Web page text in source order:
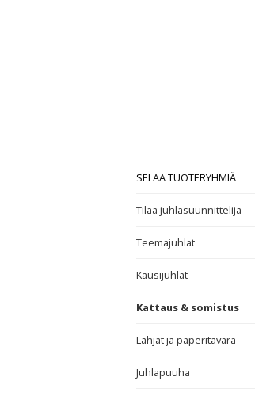
SELAA TUOTERYHMIÄ
Tilaa juhlasuunnittelija
Teemajuhlat
Kausijuhlat
Kattaus & somistus
Lahjat ja paperitavara
Juhlapuuha